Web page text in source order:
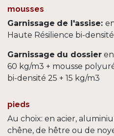
mousses
Garnissage de l'assise:
Haute Résilience bi-
Garnissage du dossier
60 kg/m3 + mousse
bi-densité 25 + 15 kg/m3
pieds
Au choix: en acier,
chêne, de hêtre ou de